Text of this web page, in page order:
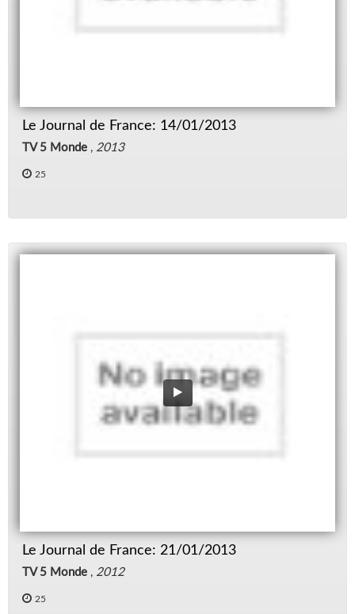
Le Journal de France: 14/01/2013
TV 5 Monde , 2013
25
Le Journal de France: 21/01/2013
TV 5 Monde , 2012
25